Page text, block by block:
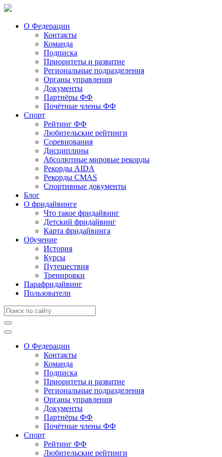
О Федерации
Контакты
Команда
Подписка
Приоритеты и развитие
Региональные подразделения
Органы управления
Документы
Партнёры ФФ
Почётные члены ФФ
Спорт
Рейтинг ФФ
Любительские рейтинги
Соревнования
Дисциплины
Абсолютные мировые рекорды
Рекорды AIDA
Рекорды CMAS
Спортивные документы
Блог
О фридайвинге
Что такое фридайвинг
Детский фридайвинг
Карта фридайвинга
Обучение
История
Курсы
Путешествия
Тренировки
Парафридайвинг
Пользователи
О Федерации
Контакты
Команда
Подписка
Приоритеты и развитие
Региональные подразделения
Органы управления
Документы
Партнёры ФФ
Почётные члены ФФ
Спорт
Рейтинг ФФ
Любительские рейтинги